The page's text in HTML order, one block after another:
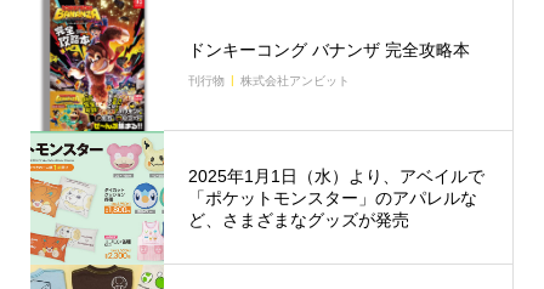
ドンキーコング バナンザ 完全攻略本
刊行物 株式会社アンビット
2025年1月1日（水）より、アベイルで
「ポケットモンスター」のアパレルな
ど、さまざまなグッズが発売